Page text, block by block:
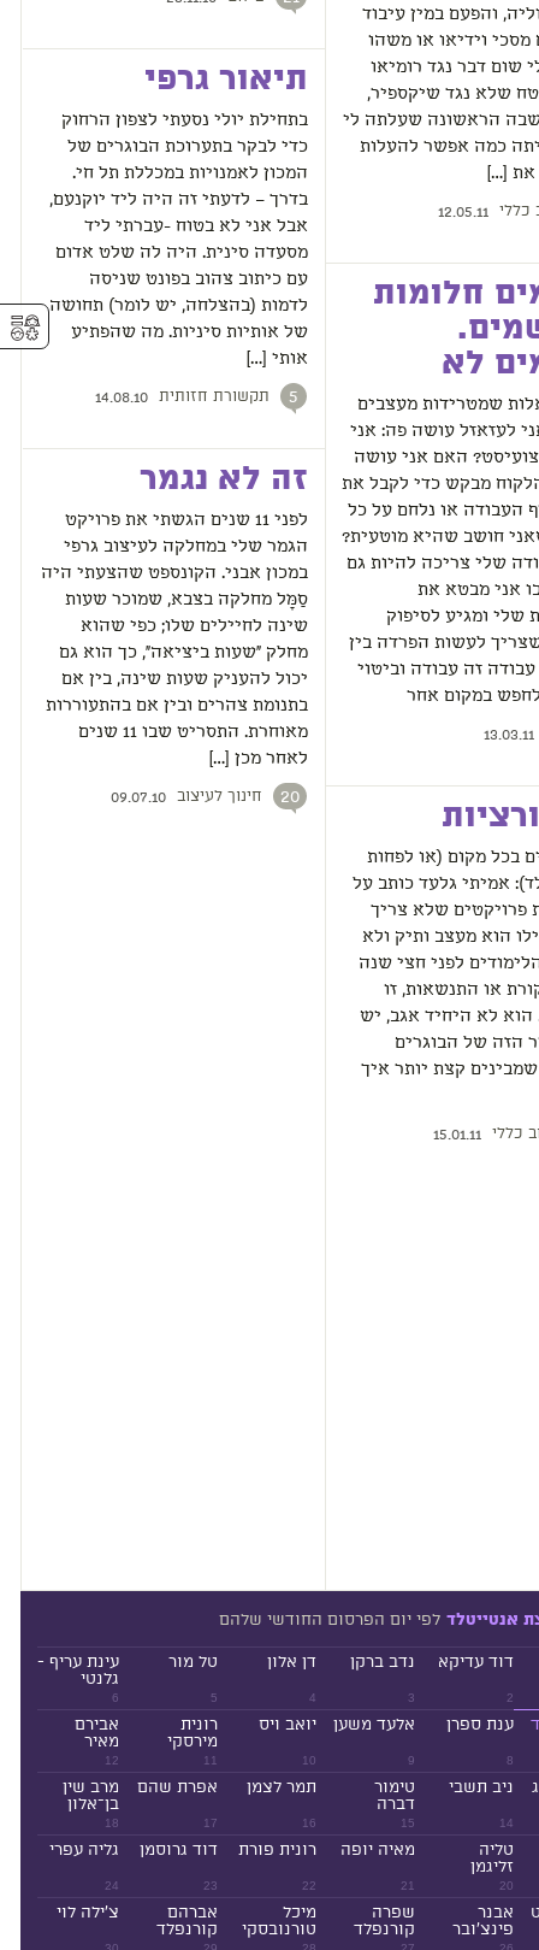
והפעם במין עיבוד
וידיאו או משהו
שום דבר נגד רומיאו
שלא נגד שיקספיר,
הראשונה שעלתה לי
כמה אפשר להעלות
את […]
כללי 12.05.11
חלומות
לא
שמטרידות מעצבים
לעזאזל עושה פה: אני
האם אני עושה
מבקש כדי לקבל את
העבודה או נלחם על כל
חושב שהיא מוטעית?
שלי צריכה להיות גם
אני מבטא את
שלי ומגיע לסיפוק
לעשות הפרדה בין
זה עבודה וביטוי
במקום אחר
13.03.11
בכל מקום (או לפחות
אמיתי גלעד כותב על
פרויקטים שלא צריך
הוא מעצב ותיק ולא
לפני חצי שנה
או התנשאות, זו
הוא לא היחיד אגב, יש
הזה של הבוגרים
קצת יותר איך
כללי 15.01.11
תיאור גרפי
בתחילת יולי נסעתי לצפון הרחוק
כדי לבקר בתערוכת הבוגרים של
המכון לאמנויות במכללת תל חי.
בדרך – לדעתי זה היה ליד יוקנעם,
אבל אני לא בטוח -עברתי ליד
מסעדה סינית. היה לה שלט אדום
עם כיתוב צהוב בפונט שניסה
לדמות (בהצלחה, יש לומר) תחושה
של אותיות סיניות. מה שהפתיע
אותי […]
5 תקשורת חזותית 14.08.10
זה לא נגמר
לפני 11 שנים הגשתי את פרויקט
הגמר שלי במחלקה לעיצוב גרפי
במכון אבני. הקונספט שהצעתי היה
סַמָּל מחלקה בצבא, שמוכר שעות
שינה לחיילים שלו; כפי שהוא
מחלק "שעות ביציאה", כך הוא גם
יכול להעניק שעות שינה, בין אם
בתנומת צהרים ובין אם בהתעוררות
מאוחרת. התסריט שבו 11 שנים
לאחר מכן […]
20 חינוך לעיצוב 09.07.10
אנטייטלד לפי יום הפרסום החודשי שלהם
2
דוד עדיקא
3
נדב ברקן
4
דן אלון
5
טל מור
6
עינת עריף -
גלנטי
8
ענת ספרן
9
אלעד משען
10
יואב ויס
11
רונית
מירסקי
12
אבירם
מאיר
14
ניב תשבי
15
טימור
דברה
16
תמר לצמן
17
אפרת שהם
18
מרב שין
בן־אלון
20
טליה
זליגמן
21
מאיה יופה
22
רונית פורת
23
דוד גרוסמן
24
גליה עפרי
אבנר
פינצ'ובר
שפרה
קורנפלד
מיכל
טורנובסקי
אברהם
קורנפלד
צ'ילה לוי
⚥︎